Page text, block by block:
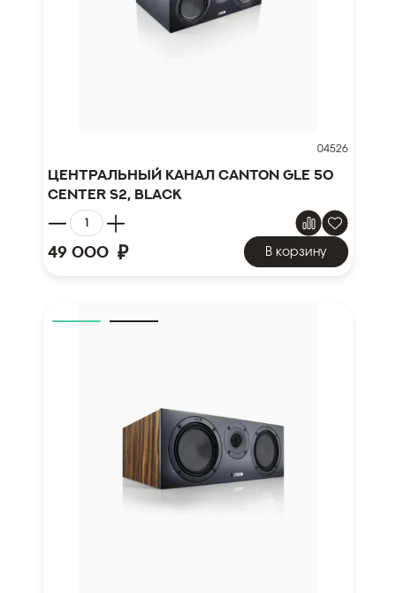
04526
Центральный канал Canton GLE 50
Center S2, black
49 000 ₽ В корзину